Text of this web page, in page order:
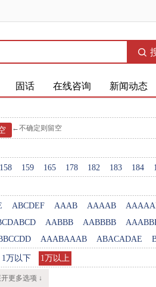
固话 在线咨询 新闻动态
←不确定则留空
158 159 165 178 182 183 184
ABCDEF AAAB AAAAB
AABBB AABBBB
AAABAAAB ABACADAE
1万以下 1万以上
开更多选项 ↓